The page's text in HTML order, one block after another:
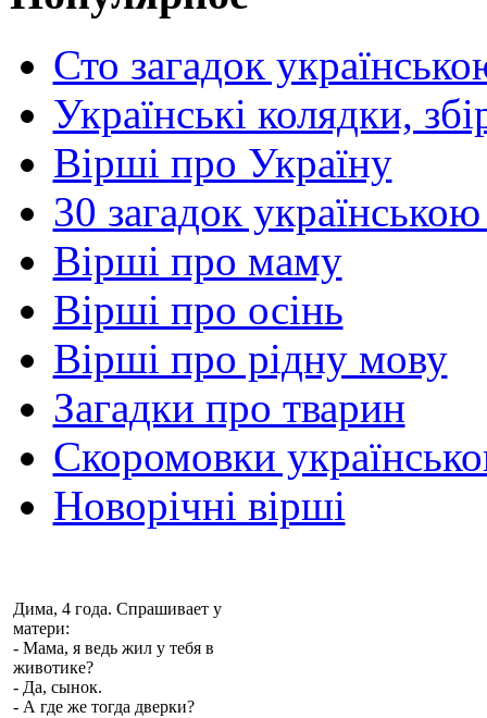
Сто загадок
Українські колядки,
Вірші про Україну
30 загадок
Вірші про маму
Вірші про осінь
Вірші про рідну мову
Загадки про тварин
Скоромовки
Новорічні вірші
Дима, 4 года. Спрашивает у
матери:
- Мама, я ведь жил у тебя в
животике?
- Да, сынок.
- А где же тогда дверки?